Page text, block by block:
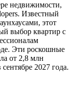
недвижимости,
Известный
этот
выбор квартир с
Эти роскошные
от 2,8 млн
2027 года.